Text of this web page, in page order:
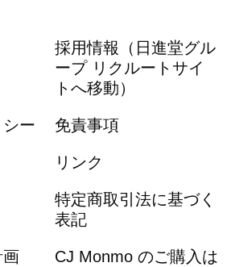
採用情報（日進堂グル
ープ リクルートサイ
トへ移動）
ー 免責事項
リンク
特定商取引法に基づく
表記
画
CJ Monmo のご購入は